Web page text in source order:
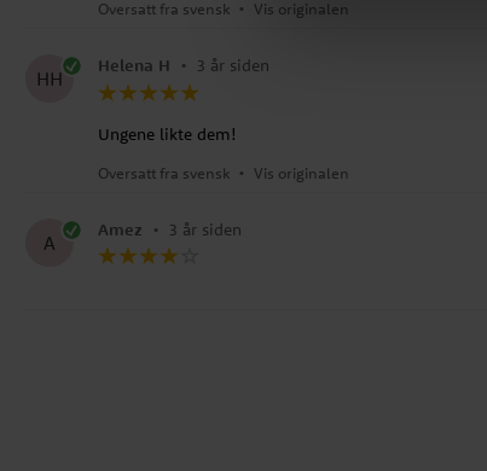
Oversatt fra svensk • Vis originalen
HH
Helena H • 3 år siden
Ungene likte dem!
Oversatt fra svensk • Vis originalen
A
Amez • 3 år siden